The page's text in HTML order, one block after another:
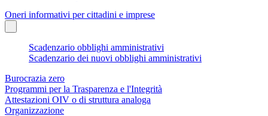
Oneri informativi per cittadini e imprese
Scadenzario obblighi amministrativi
Scadenzario dei nuovi obblighi amministrativi
Burocrazia zero
Programmi per la Trasparenza e l'Integrità
Attestazioni OIV o di struttura analoga
Organizzazione